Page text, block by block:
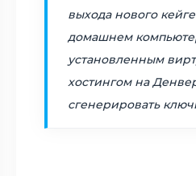
выхода нового
домашнем
установленным
хостингом на
сгенерировать